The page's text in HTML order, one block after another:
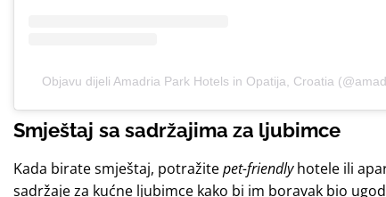
Objavu dijeli Amadria Park Hotels in Opatija, Croatia
Smještaj sa sadržajima za ljubimce
Kada birate smještaj, potražitepet-friendlyhotele ili
sadržaje za kućne ljubimce kako bi im boravak bio